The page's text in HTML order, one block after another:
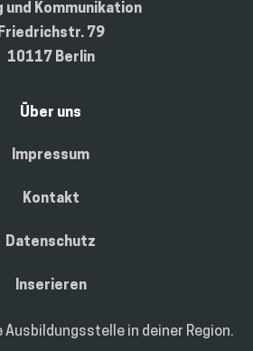
und Kommunikation
Friedrichstr. 79
10117 Berlin
Über uns
Impressum
Kontakt
Datenschutz
Inserieren
Ausbildungsstelle in deiner Region.